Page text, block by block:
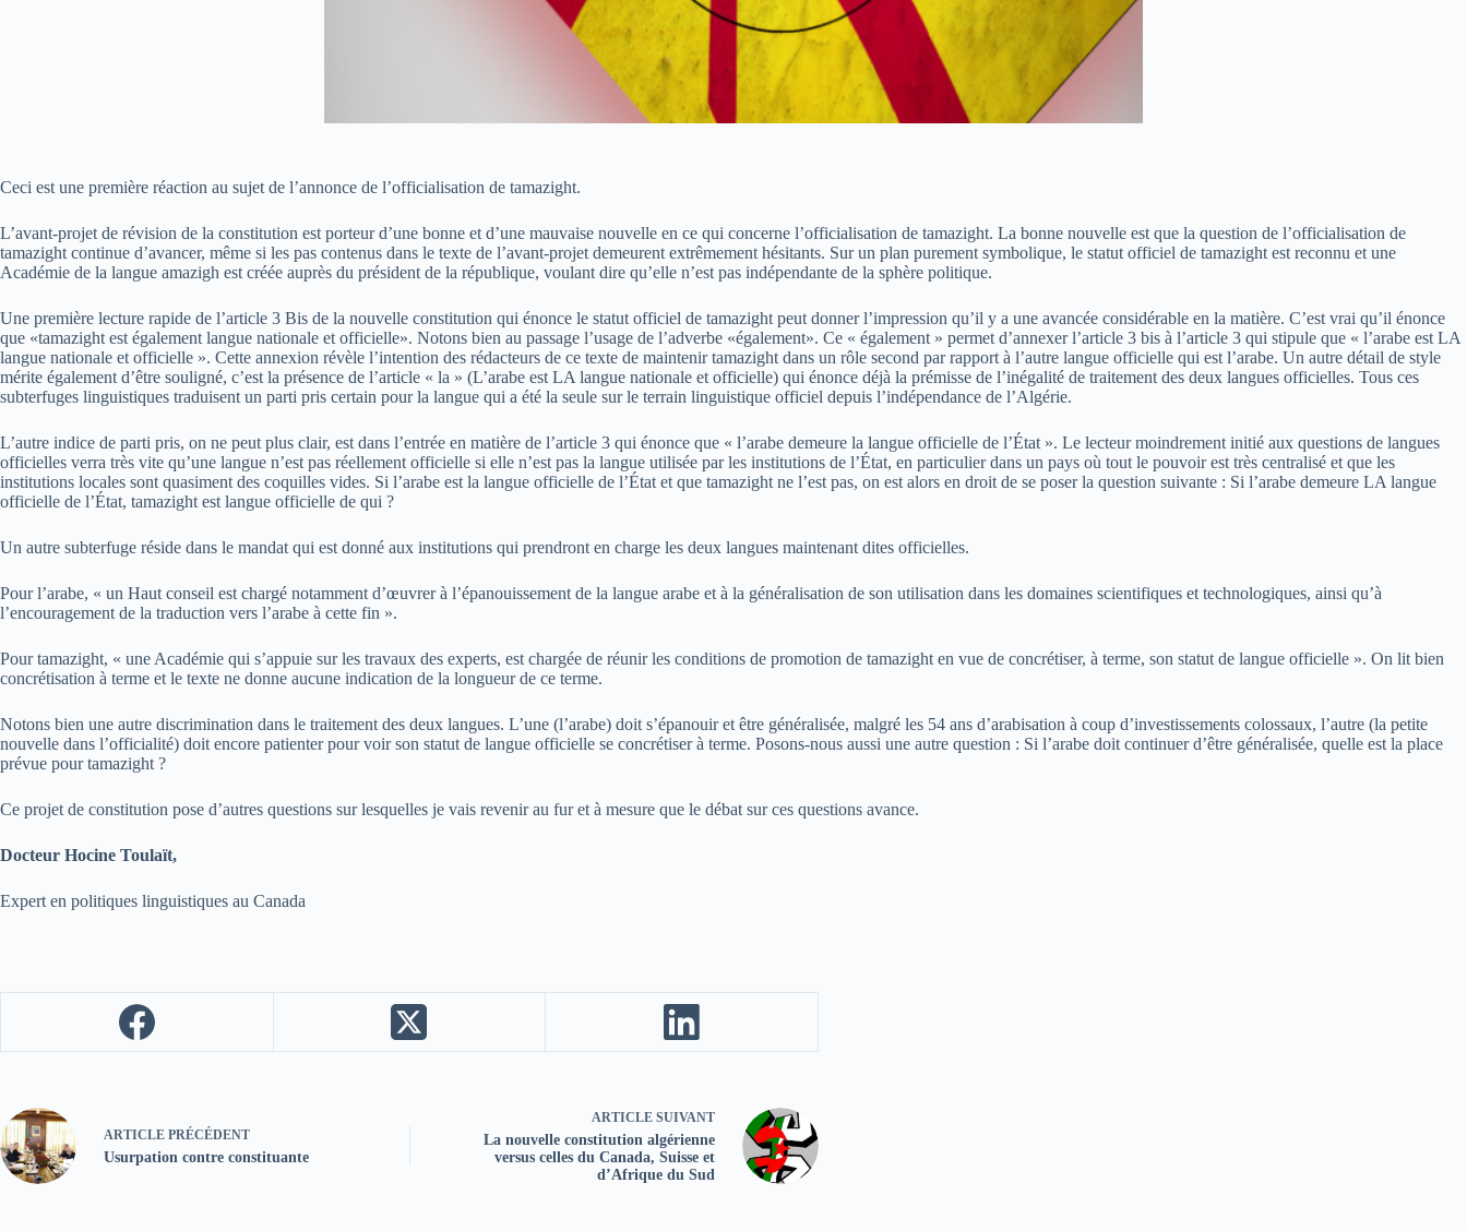
Ceci est une première réaction au sujet de l’annonce de l’officialisation de tamazight.
L’avant-projet de révision de la constitution est porteur d’une bonne et d’une mauvaise nouvelle en ce qui concerne l’officialisation de tamazight. La bonne nouvelle est que la question de l’officialisation de
tamazight continue d’avancer, même si les pas contenus dans le texte de l’avant-projet demeurent extrêmement hésitants. Sur un plan purement symbolique, le statut officiel de tamazight est reconnu et une
Académie de la langue amazigh est créée auprès du président de la république, voulant dire qu’elle n’est pas indépendante de la sphère politique.
Une première lecture rapide de l’article 3 Bis de la nouvelle constitution qui énonce le statut officiel de tamazight peut donner l’impression qu’il y a une avancée considérable en la matière. C’est vrai qu’il énonce
que «tamazight est également langue nationale et officielle». Notons bien au passage l’usage de l’adverbe «également». Ce « également » permet d’annexer l’article 3 bis à l’article 3 qui stipule que « l’arabe est LA
langue nationale et officielle ». Cette annexion révèle l’intention des rédacteurs de ce texte de maintenir tamazight dans un rôle second par rapport à l’autre langue officielle qui est l’arabe. Un autre détail de style
mérite également d’être souligné, c’est la présence de l’article « la » (L’arabe est LA langue nationale et officielle) qui énonce déjà la prémisse de l’inégalité de traitement des deux langues officielles. Tous ces
subterfuges linguistiques traduisent un parti pris certain pour la langue qui a été la seule sur le terrain linguistique officiel depuis l’indépendance de l’Algérie.
L’autre indice de parti pris, on ne peut plus clair, est dans l’entrée en matière de l’article 3 qui énonce que « l’arabe demeure la langue officielle de l’État ». Le lecteur moindrement initié aux questions de langues
officielles verra très vite qu’une langue n’est pas réellement officielle si elle n’est pas la langue utilisée par les institutions de l’État, en particulier dans un pays où tout le pouvoir est très centralisé et que les
institutions locales sont quasiment des coquilles vides. Si l’arabe est la langue officielle de l’État et que tamazight ne l’est pas, on est alors en droit de se poser la question suivante : Si l’arabe demeure LA langue
officielle de l’État, tamazight est langue officielle de qui ?
Un autre subterfuge réside dans le mandat qui est donné aux institutions qui prendront en charge les deux langues maintenant dites officielles.
Pour l’arabe, « un Haut conseil est chargé notamment d’œuvrer à l’épanouissement de la langue arabe et à la généralisation de son utilisation dans les domaines scientifiques et technologiques, ainsi qu’à
l’encouragement de la traduction vers l’arabe à cette fin ».
Pour tamazight, « une Académie qui s’appuie sur les travaux des experts, est chargée de réunir les conditions de promotion de tamazight en vue de concrétiser, à terme, son statut de langue officielle ». On lit bien
concrétisation à terme et le texte ne donne aucune indication de la longueur de ce terme.
Notons bien une autre discrimination dans le traitement des deux langues. L’une (l’arabe) doit s’épanouir et être généralisée, malgré les 54 ans d’arabisation à coup d’investissements colossaux, l’autre (la petite
nouvelle dans l’officialité) doit encore patienter pour voir son statut de langue officielle se concrétiser à terme. Posons-nous aussi une autre question : Si l’arabe doit continuer d’être généralisée, quelle est la place
prévue pour tamazight ?
Ce projet de constitution pose d’autres questions sur lesquelles je vais revenir au fur et à mesure que le débat sur ces questions avance.
Docteur Hocine Toulaït,
Expert en politiques linguistiques au Canada
ARTICLE PRÉCÉDENT
Usurpation contre constituante
ARTICLE SUIVANT
La nouvelle constitution algérienne
versus celles du Canada, Suisse et
d’Afrique du Sud